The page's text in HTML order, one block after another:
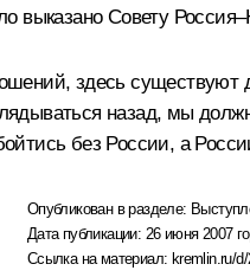
выказано Совету
здесь
назад, мы
без России, а
Опубликован в разделе:
Дата публикации: 26 июня 2007
Ссылка на материал: kremlin.ru/